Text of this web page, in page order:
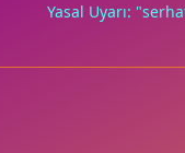
Yasal Uyarı: